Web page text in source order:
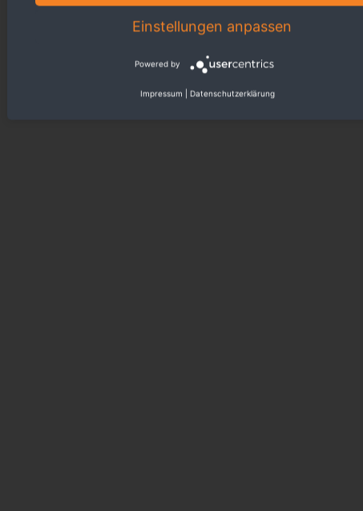
Einstellungen anpassen
Powered by
Impressum Datenschutzerklärung